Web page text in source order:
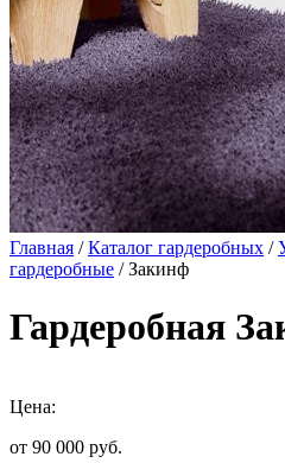
Главная /Каталог гардеробных /
гардеробные / Закинф
Гардеробная
Цена:
от 90 000 руб.